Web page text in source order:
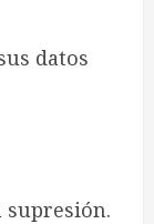
datos